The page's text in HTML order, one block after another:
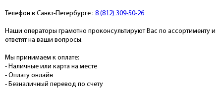
Телефон в Санкт-Петербурге : 8 (812) 309-50-26
Наши операторы грамотно проконсультируют Вас по ассортименту и
ответят на ваши вопросы.
Мы принимаем к оплате:
- Наличные или карта на месте
- Оплату онлайн
- Безналичный перевод по счету